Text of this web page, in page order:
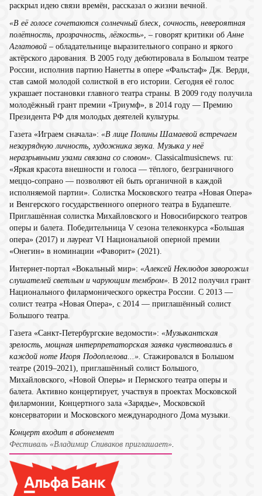
раскрыл идею связи времён, рассказал о жизни вечной.
«В её голосе сочетаются солнечный блеск, сочность, невероятная
полётность, прозрачность, лёгкость», – говорят критики обАнне
Аглатовой – обладательнице выразительного сопрано и яркого
актёрского дарования. В 2005 году дебютировала в Большом театре
России, исполнив партию Нанетты в опере «Фальстаф» Дж. Верди,
став самой молодой солисткой в его истории. Сегодня её голос
украшает постановки главного театра страны. В 2009 году получила
молодёжный грант премии «Триумф», в 2014 году — Премию
Президента РФ для молодых деятелей культуры.
Газета «Играем сначала»: «В лице Полины Шамаевой встречаем
незаурядную личность, художника звука. Музыка у неё
неразрывными узами связана со словом». Classicalmusicnews. ru:
«Яркая красота внешности и голоса — тёплого, безграничного
меццо-сопрано — позволяют ей быть органичной в каждой
исполняемой партии». Солистка Московского театра «Новая Опера»
и Венгерского государственного оперного театра в Будапеште.
Приглашённая солистка Михайловского и Новосибирского театров
оперы и балета. Победительница V сезона телеконкурса «Большая
опера» (2017) и лауреат VI Национальной оперной премии
«Онегин» в номинации «Фаворит» (2021).
Интернет-портал «Вокальный мир»: «Алексей Неклюдов заворожил
слушателей светлым и чарующим тембром». В 2012 получил грант
Национального филармонического оркестра России. С 2013 —
солист театра «Новая Опера», с 2014 — приглашённый солист
Большого театра.
Газета «Санкт-Петербургские ведомости»: «Музыкантская
зрелость, мощная интерпретаторская заявка чувствовались в
каждой ноте Игоря Подоплелова...». Стажировался в Большом
театре (2019–2021), приглашённый солист Большого,
Михайловского, «Новой Оперы» и Пермского театра оперы и
балета. Активно концертирует, участвуя в проектах Московской
филармонии, Концертного зала «Зарядье», Московской
консерватории и Московского международного Дома музыки.
Концерт входит в абонемент
Фестиваль «Владимир Спиваков приглашает».